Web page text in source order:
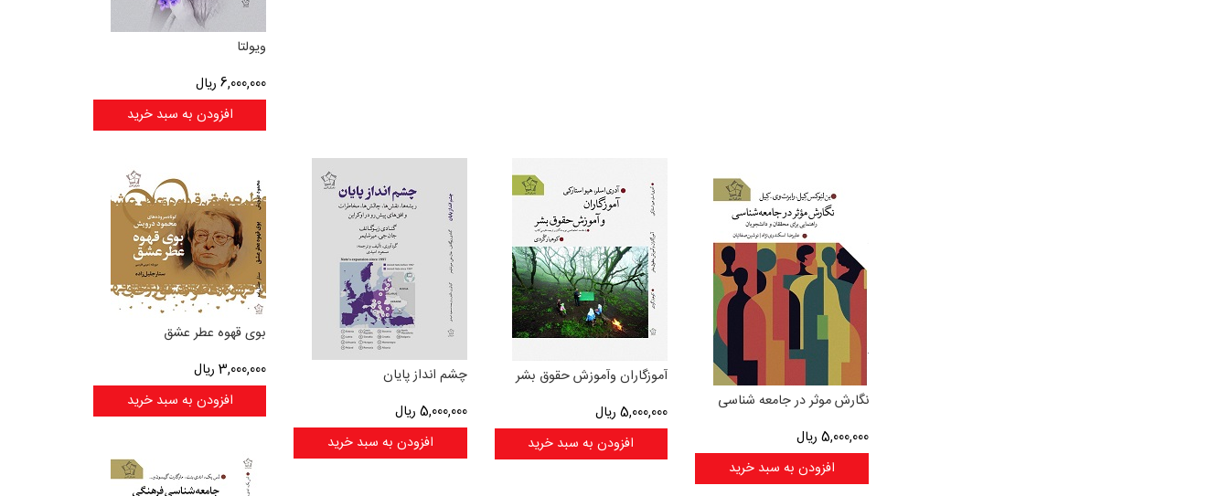
ویولتا
6,000,000ریال
افزودن به سبد خرید
نگارش موثر در جامعه شناسی
5,000,000 ریال
افزودن به سبد خرید
آموزگاران وآموزش حقوق بشر
5,000,000ریال
افزودن به سبد خرید
چشم انداز پایان
5,000,000 ریال
افزودن به سبد خرید
بوی قهوه عطر عشق
3,000,000ریال
افزودن به سبد خرید